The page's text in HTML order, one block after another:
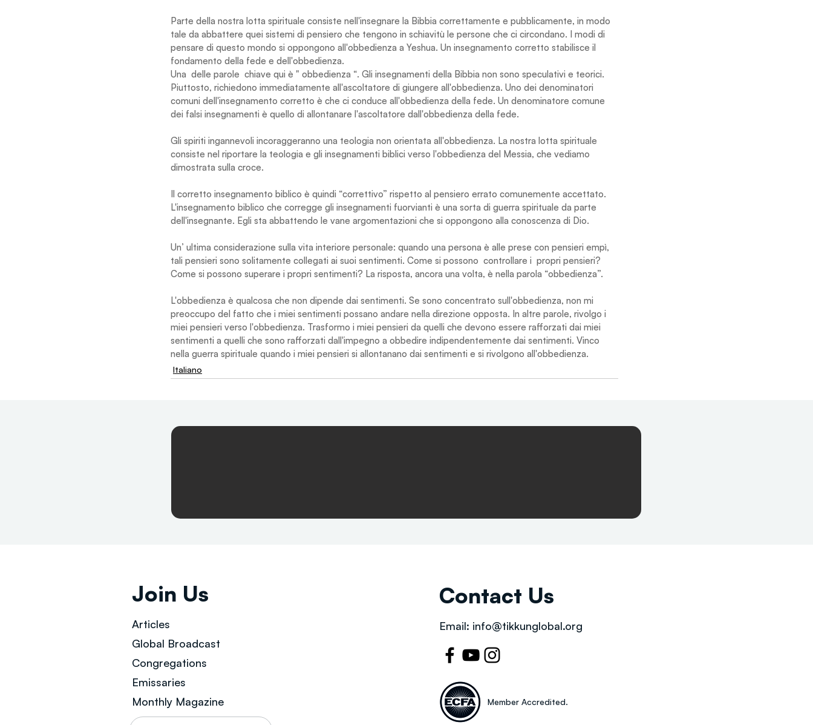
Parte della nostra lotta spirituale consiste nell'insegnare la Bibbia correttamente e pubblicamente, in modo
tale da abbattere quei sistemi di pensiero che tengono in schiavitù le persone che ci circondano. I modi di
pensare di questo mondo si oppongono all'obbedienza a Yeshua. Un insegnamento corretto stabilisce il
fondamento della fede e dell'obbedienza.
Una  delle parole  chiave qui è " obbedienza “. Gli insegnamenti della Bibbia non sono speculativi e teorici.
Piuttosto, richiedono immediatamente all'ascoltatore di giungere all'obbedienza. Uno dei denominatori
comuni dell'insegnamento corretto è che ci conduce all'obbedienza della fede. Un denominatore comune
dei falsi insegnamenti è quello di allontanare l'ascoltatore dall'obbedienza della fede.
Gli spiriti ingannevoli incoraggeranno una teologia non orientata all'obbedienza. La nostra lotta spirituale
consiste nel riportare la teologia e gli insegnamenti biblici verso l'obbedienza del Messia, che vediamo
dimostrata sulla croce.
Il corretto insegnamento biblico è quindi “correttivo” rispetto al pensiero errato comunemente accettato.
L'insegnamento biblico che corregge gli insegnamenti fuorvianti è una sorta di guerra spirituale da parte
dell'insegnante. Egli sta abbattendo le vane argomentazioni che si oppongono alla conoscenza di Dio.
Un’ ultima considerazione sulla vita interiore personale: quando una persona è alle prese con pensieri empì,
tali pensieri sono solitamente collegati ai suoi sentimenti. Come si possono  controllare i  propri pensieri?
Come si possono superare i propri sentimenti? La risposta, ancora una volta, è nella parola “obbedienza”.
L'obbedienza è qualcosa che non dipende dai sentimenti. Se sono concentrato sull'obbedienza, non mi
preoccupo del fatto che i miei sentimenti possano andare nella direzione opposta. In altre parole, rivolgo i
miei pensieri verso l'obbedienza. Trasformo i miei pensieri da quelli che devono essere rafforzati dai miei
sentimenti a quelli che sono rafforzati dall'impegno a obbedire indipendentemente dai sentimenti. Vinco
nella guerra spirituale quando i miei pensieri si allontanano dai sentimenti e si rivolgono all'obbedienza.
Italiano
Join Us
Articles
Global Broadcast
Congregations
Emissaries
Monthly Magazine
Contact Us
Email: info@tikkunglobal.org
Member Accredited.